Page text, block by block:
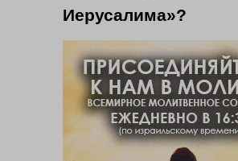
Иерусалима»?